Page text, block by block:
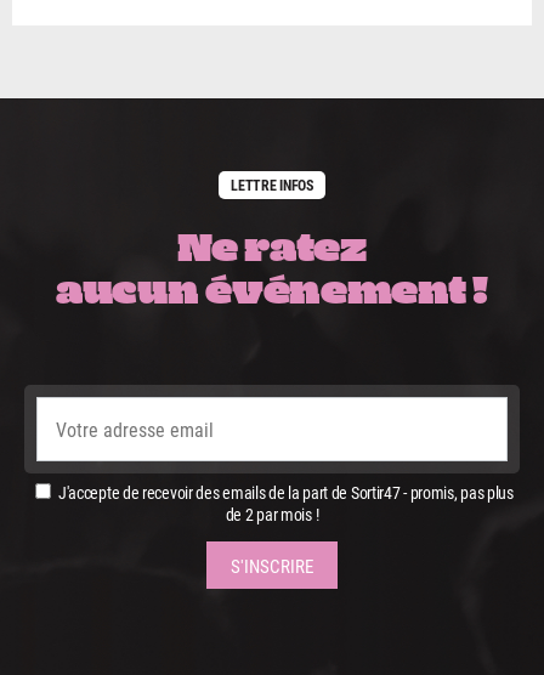
LETTRE INFOS
Ne ratez
aucun événement !
J'accepte de recevoir des emails de la part de Sortir47 - promis, pas plus
de 2 par mois !